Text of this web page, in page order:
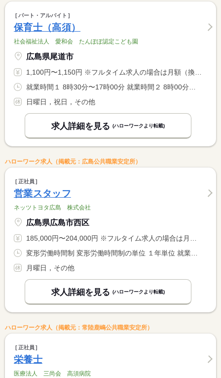
パート・アルバイト
保育士（高須）
社会福祉法人 愛和会 たんぽぽ認定こども園
広島県尾道市
1,100円〜1,150円 ※フルタイム求人の場合は月額（換算額）、パート求人の場合は時間額を表示しています。
就業時間１ 8時30分〜17時00分 就業時間２ 8時00分〜16時30分 就業時間３ 7時30分〜16時00分 就業時間に関する特記事項 ＊就業時間（１）〜（３）：選択可 <BR> ＊日数・時間に関しては相談に応じます。 <BR> ＊週３０時間未満の勤務
日曜日，祝日，その他
求人詳細を見る (ハローワークより転載)
ハローワーク求人（掲載元：広島公共職業安定所）
正社員
営業スタッフ
ネッツトヨタ広島 株式会社
広島県広島市西区
185,000円〜204,000円 ※フルタイム求人の場合は月額（換算額）、パート求人の場合は時間額を表示しています。
変形労働時間制 変形労働時間制の単位 １年単位 就業時間１ 9時30分〜18時00分 就業時間２ 10時30分〜19時00分
月曜日，その他
求人詳細を見る (ハローワークより転載)
ハローワーク求人（掲載元：常陸鹿嶋公共職業安定所）
正社員
栄養士
医療法人 三尚会 高須病院